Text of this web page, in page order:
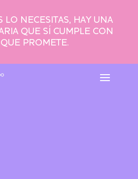
LO NECESITAS, HAY UNA
QUE SÍ CUMPLE CON
PROMETE.